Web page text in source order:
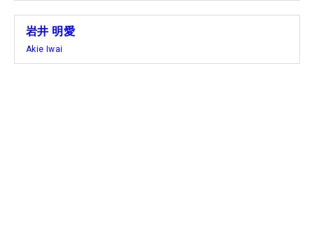
5月の「RKB×三井松島レディス」では妹・千怜と史
上初の双子プレーオフを戦い、海外メジャーにも挑
戦。3勝を挙げて世間にも大きなインパクトを与え
岩井 明愛
Akie Iwai